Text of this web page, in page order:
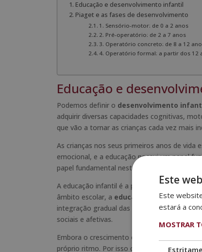
Educação e desenvolvimento infantil
Piaget e as fases de desenvolvimento
1. Sensório-motor: de 0 a 2 anos
2. Pré-operatório: de 2 a 7 anos
3. Operatório concreto: de 8 a 12
4. Operatório formal: a partir dos 12
Educação e
Podemos definir o desenvolvimento
adquirir diversas capacidades cognitivas,
que vão a tornar as crianças cada vez mais
As crianças nos seus primeiros anos de
emocional, e a educação possui um papel
papel fundamental neste aspeto.
A educação infantil é a primeira experiência
âmbito escolar, a educação infantil
integração gradual das crianças
sociais e afetivas.
Embora o crescimento e o desenvolvimento
próprio ritmo. Por isso cabe destacar que o
Este
Este
estará a
MOSTRAR